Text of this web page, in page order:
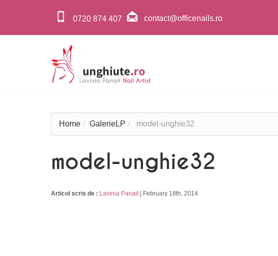
0720 874 407 contact@officenails.ro
Home GalerieLP model-unghie32
model-unghie32
Articol scris de : Lavinia Panait| February 18th, 2014